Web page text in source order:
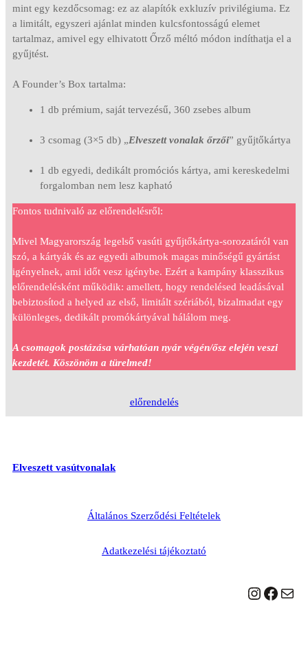
mint egy kezdőcsomag: ez az alapítók exkluzív privilégiuma. Ez
a limitált, egyszeri ajánlat minden kulcsfontosságú elemet
tartalmaz, amivel egy elhivatott Őrző méltó módon indíthatja el a
gyűjtést.
A Founder’s Box tartalma:
1 db prémium, saját tervezésű, 360 zsebes album
3 csomag (3×5 db) „Elveszett vonalak őrzői” gyűjtőkártya
1 db egyedi, dedikált promóciós kártya, ami kereskedelmi
forgalomban nem lesz kapható
Fontos tudnivaló az előrendelésről:
Mivel Magyarország legelső vasúti gyűjtőkártya-sorozatáról van
szó, a kártyák és az egyedi albumok magas minőségű gyártást
igényelnek, ami időt vesz igénybe. Ezért a kampány klasszikus
előrendelésként működik: amellett, hogy rendelésed leadásával
bebiztosítod a helyed az első, limitált szériából, bizalmadat egy
különleges, dedikált promókártyával hálálom meg.
A csomagok postázása várhatóan nyár végén/ősz elején veszi
kezdetét. Köszönöm a türelmed!
előrendelés
Elveszett vasútvonalak
Általános Szerződési Feltételek
Adatkezelési tájékoztató
Instagram Facebook Mail